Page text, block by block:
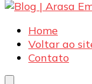
Blog | Arasa
Confira
doces e
qualidade
Home
Voltar ao
Contato